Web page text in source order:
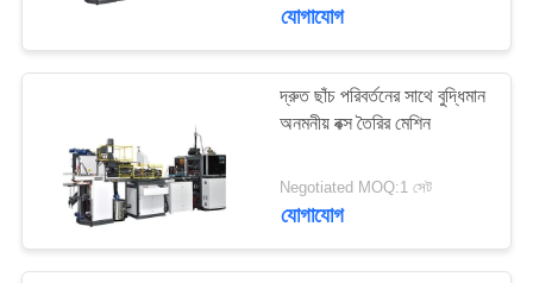
যোগাযোগ
খবর
যোগাযোগ
দ্রুত ছাঁচ পরিবর্তনের সাথে বুদ্ধিমান
অনমনীয় বক্স তৈরির মেশিন
Negotiated MOQ:1 সেট
যোগাযোগ